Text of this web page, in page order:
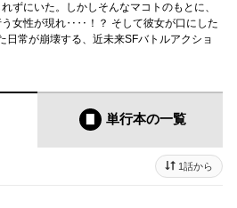
ずにいた。しかしそんなマコトのもとに、
女性が現れ‥‥！？ そして彼女が口にした
常が崩壊する、近未来SFバトルアクショ
単行本の一覧
1話から